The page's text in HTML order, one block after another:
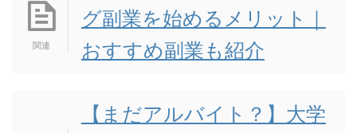
グ副業を始めるメリット｜
おすすめ副業も紹介
【まだアルバイト？】大学